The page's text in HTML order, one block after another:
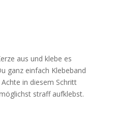
aus und klebe es
ganz einfach Klebeband
in diesem Schritt
straff aufklebst.